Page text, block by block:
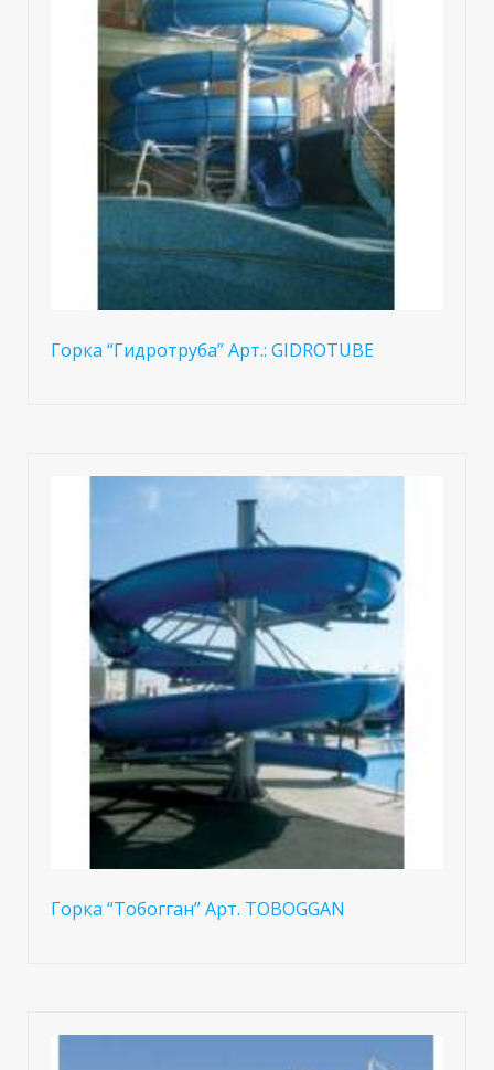
Горка “Гидротруба” Арт.: GIDROTUBE
Горка “Тобогган” Арт. TOBOGGAN